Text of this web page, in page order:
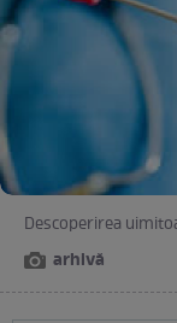
Descoperirea
arhivă